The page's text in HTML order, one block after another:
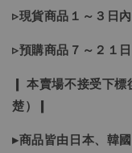
▹現貨商品１～３日
▹預購商品７～２１
❙ 本賣場不接受下
楚）❙
▸商品皆由日本、韓